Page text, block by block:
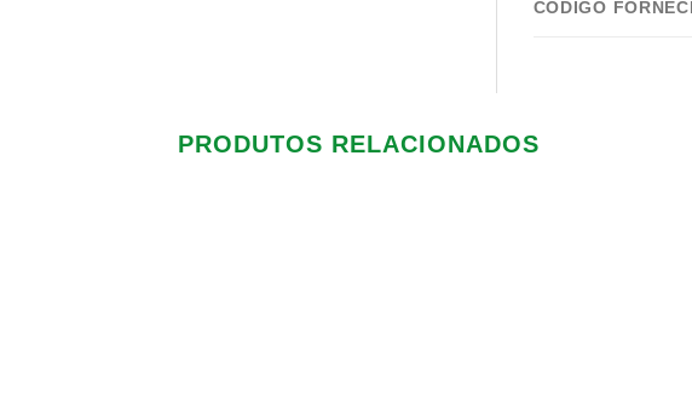
CODIGO
PRODUTOS RELACIONADOS